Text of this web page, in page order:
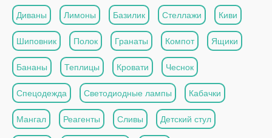
Диваны Лимоны Базилик Стеллажи Киви
Шиповник Полок Гранаты Компот Ящики
Бананы Теплицы Кровати Чеснок
Спецодежда Светодиодные лампы Кабачки
Мангал Реагенты Сливы Детский стул